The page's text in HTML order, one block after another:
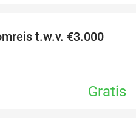
t.w.v. €3.000
Gratis